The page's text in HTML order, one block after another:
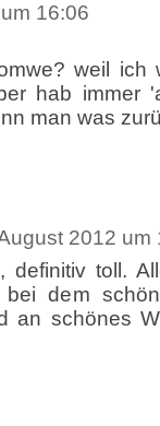
16:06
weil
hab immer
man was
2012 um
toll.
dem
an schönes